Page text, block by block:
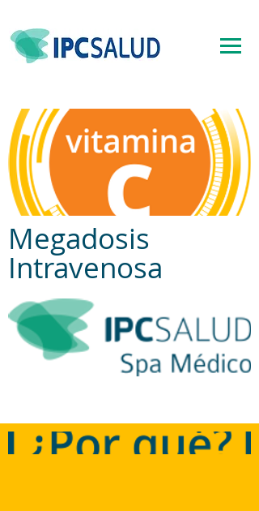
Megadosis
Intravenosa